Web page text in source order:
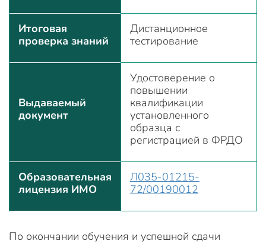
Итоговая
проверка знаний
Дистанционное
тестирование
Выдаваемый
документ
Удостоверение о
повышении
квалификации
установленного
образца с
регистрацией в ФРДО
Образовательная
лицензия ИМО
Л035-01215-
72/00190012
По окончании обучения и успешной сдачи